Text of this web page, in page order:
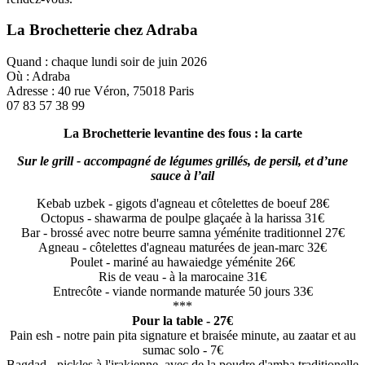
La Brochetterie chez Adraba
Quand : chaque lundi soir de juin 2026
Où : Adraba
Adresse : 40 rue Véron, 75018 Paris
07 83 57 38 99
La Brochetterie levantine des fous : la carte
Sur le grill - accompagné de légumes grillés, de persil, et d’une
sauce à l’ail
Kebab uzbek - gigots d'agneau et côtelettes de boeuf 28€
Octopus - shawarma de poulpe glaçaée à la harissa 31€
Bar - brossé avec notre beurre samna yéménite traditionnel 27€
Agneau - côtelettes d'agneau maturées de jean-marc 32€
Poulet - mariné au hawaiedge yéménite 26€
Ris de veau - à la marocaine 31€
Entrecôte - viande normande maturée 50 jours 33€
***
Pour la table - 27€
Pain esh - notre pain pita signature et braisée minute, au zaatar et au
sumac solo - 7€